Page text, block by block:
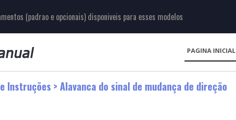
(padrao e opcionais) disponiveis para esses modelos
PAGINA INICIAL
Instruções > Alavanca do sinal de mudança de direção